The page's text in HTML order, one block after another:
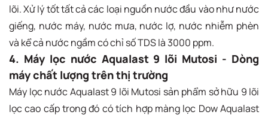
lõi. Xử lý tốt tất cả các loại nguồn nước đầu vào như nước
giếng, nước máy, nước mưa, nước lợ, nước nhiễm phèn
và kể cả nước ngầm có chỉ số TDS là 3000 ppm.
4. Máy lọc nước Aqualast 9 lõi Mutosi - Dòng
máy chất lượng trên thị trường
Máy lọc nước Aqualast 9 lõi Mutosi sản phẩm sở hữu 9 lõi
lọc cao cấp trong đó có tích hợp màng lọc Dow Aqualast